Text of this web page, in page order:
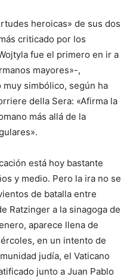
heroicas» de sus dos
criticado por los
fue el primero en ir a
mayores»-,
simbólico, según ha
della Sera: «Afirma la
más allá de la
está hoy bastante
y medio. Pero la ira no se
de batalla entre
Ratzinger a la sinagoga de
aparece llena de
en un intento de
judía, el Vaticano
junto a Juan Pablo